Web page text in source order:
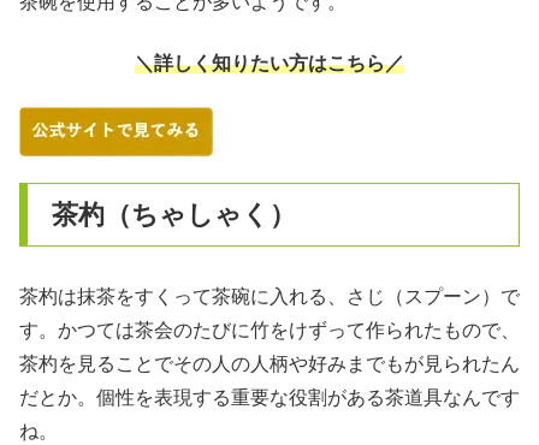
＼詳しく知りたい方はこちら／
茶杓（ちゃしゃく）
茶杓は抹茶をすくって茶碗に入れる、さじ（スプーン）で
す。かつては茶会のたびに竹をけずって作られたもので、
茶杓を見ることでその人の人柄や好みまでもが見られたん
だとか。個性を表現する重要な役割がある茶道具なんです
ね。